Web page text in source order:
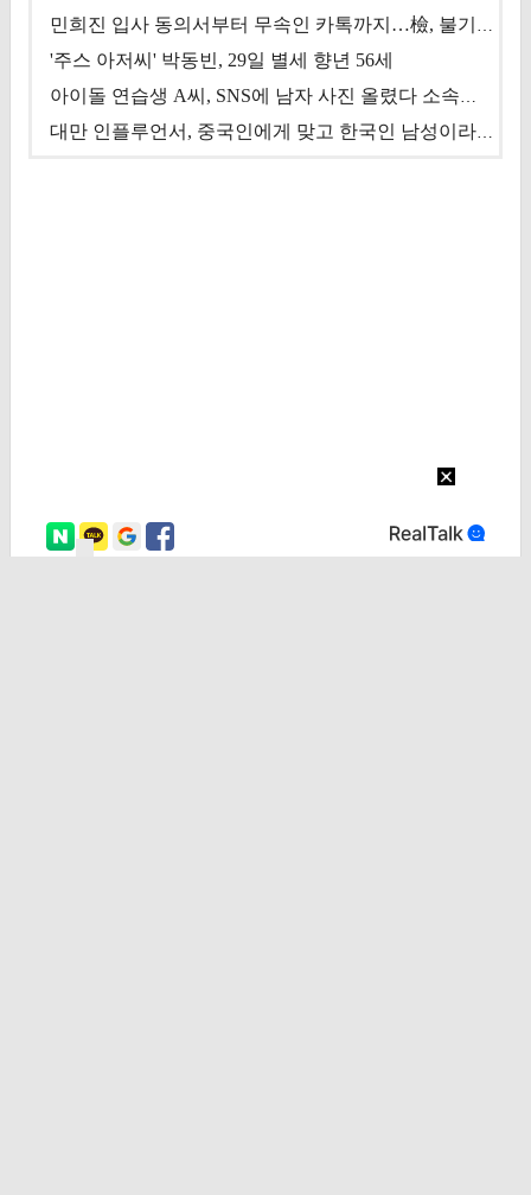
민희진 입사 동의서부터 무속인 카톡까지…檢, 불기소 처분 근거들 [이슈&톡]
'주스 아저씨' 박동빈, 29일 별세 향년 56세
아이돌 연습생 A씨, SNS에 남자 사진 올렸다 소속사 퇴출
대만 인플루언서, 중국인에게 맞고 한국인 남성이라 진술 '후폭풍'